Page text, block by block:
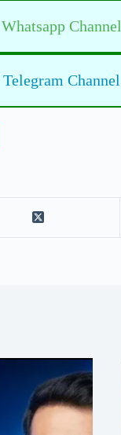
Whatsapp Channel
Telegram Channel